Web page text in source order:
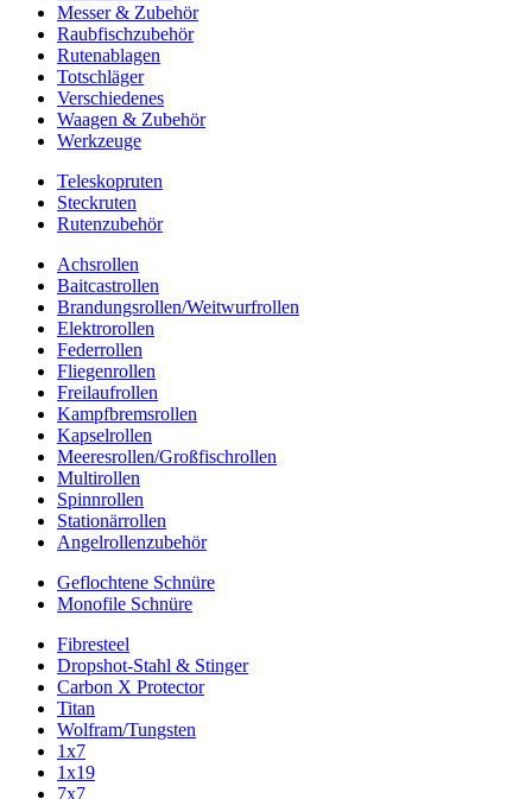
Messer & Zubehör
Raubfischzubehör
Rutenablagen
Totschläger
Verschiedenes
Waagen & Zubehör
Werkzeuge
Teleskopruten
Steckruten
Rutenzubehör
Achsrollen
Baitcastrollen
Brandungsrollen/Weitwurfrollen
Elektrorollen
Federrollen
Fliegenrollen
Freilaufrollen
Kampfbremsrollen
Kapselrollen
Meeresrollen/Großfischrollen
Multirollen
Spinnrollen
Stationärrollen
Angelrollenzubehör
Geflochtene Schnüre
Monofile Schnüre
Fibresteel
Dropshot-Stahl & Stinger
Carbon X Protector
Titan
Wolfram/Tungsten
1x7
1x19
7x7